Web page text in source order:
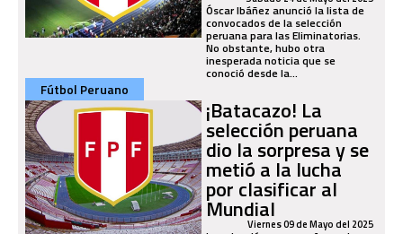
Óscar Ibáñez anunció la lista de
convocados de la selección
peruana para las Eliminatorias.
No obstante, hubo otra
inesperada noticia que se
conoció desde la...
Fútbol Peruano
¡Batacazo! La
selección peruana
dio la sorpresa y se
metió a la lucha
por clasificar al
MundialViernes 09 de Mayo del 2025